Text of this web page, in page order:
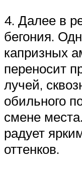
4. Далее в
бегония.
капризных
переносит
лучей,
обильного
смене
радует
оттенков.